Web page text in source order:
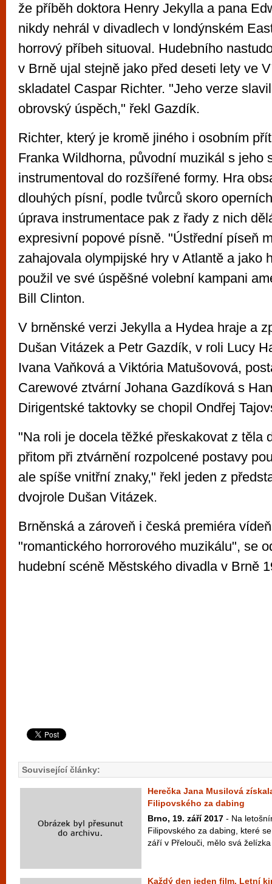
že příběh doktora Henry Jekylla a pana
nikdy nehrál v divadlech v londýnském
horrový příbeh situoval. Hudebního
v Brně ujal stejně jako před deseti lety ve
skladatel Caspar Richter. "Jeho verze
obrovský úspěch," řekl Gazdík.
Richter, který je kromě jiného i osobním
Franka Wildhorna, původní muzikál s jeho
instrumentoval do rozšířené formy. Hra
dlouhých písní, podle tvůrců skoro
úprava instrumentace pak z řady z nich
expresivní popové písně. "Ústřední píseň
zahajovala olympijské hry v Atlantě a jako
použil ve své úspěšné volební kampani
Bill Clinton.
V brněnské verzi Jekylla a Hydea hraje a
Dušan Vitázek a Petr Gazdík, v roli Lucy
Ivana Vaňková a Viktória Matušovová,
Carewové ztvární Johana Gazdíková s
Dirigentské taktovky se chopil Ondřej
"Na roli je docela těžké přeskakovat z těla
přitom při ztvárnění rozpolcené postavy
ale spíše vnitřní znaky," řekl jeden z
dvojrole Dušan Vitázek.
Brněnská a zároveň i česká premiéra
"romantického horrorového muzikálu", se
hudební scéně Městského divadla v Brně
Související články:
Herečka Jana Musilová
Filipovského za dabing
Brno, 19. září 2017 - Na
Filipovského za dabing, které
září v Přelouči, mělo svá
Každý den jeden film. Letní